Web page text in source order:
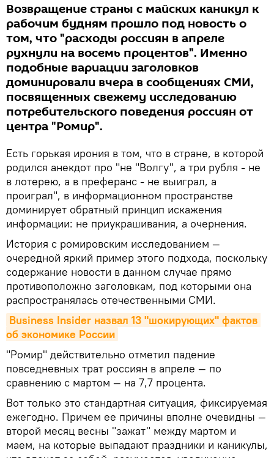
Возвращение страны с майских каникул к
рабочим будням прошло под новость о
том, что "расходы россиян в апреле
рухнули на восемь процентов". Именно
подобные вариации заголовков
доминировали вчера в сообщениях СМИ,
посвященных свежему исследованию
потребительского поведения россиян от
центра "Ромир".
Есть горькая ирония в том, что в стране, в которой
родился анекдот про "не "Волгу", а три рубля - не
в лотерею, а в преферанс - не выиграл, а
проиграл", в информационном пространстве
доминирует обратный принцип искажения
информации: не приукрашивания, а очернения.
История с ромировским исследованием —
очередной яркий пример этого подхода, поскольку
содержание новости в данном случае прямо
противоположно заголовкам, под которыми она
распространялась отечественными СМИ.
Business Insider назвал 13 "шокирующих" фактов
об экономике России
"Ромир" действительно отметил падение
повседневных трат россиян в апреле — по
сравнению с мартом — на 7,7 процента.
Вот только это стандартная ситуация, фиксируемая
ежегодно. Причем ее причины вполне очевидны —
второй месяц весны "зажат" между мартом и
маем, на которые выпадают праздники и каникулы,